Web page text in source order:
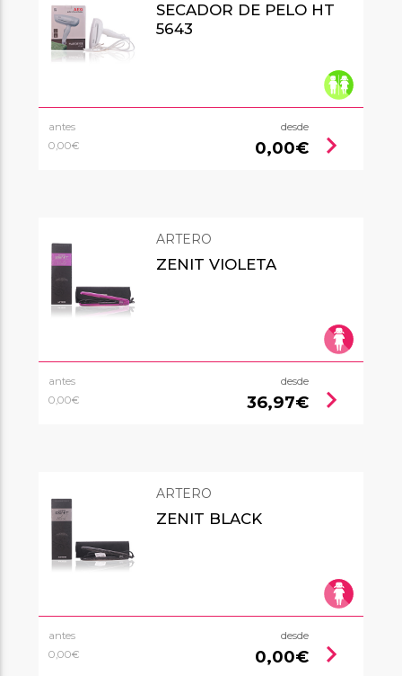
SECADOR DE PELO HT
5643
antes
0,00€
desde
0,00€ chevron_right
ARTERO
ZENIT VIOLETA
antes
0,00€
desde
36,97€ chevron_right
ARTERO
ZENIT BLACK
antes
0,00€
desde
0,00€ chevron_right